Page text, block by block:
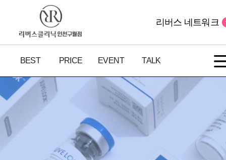
BEST PRICE EVENT TALK
리버스 네트워크